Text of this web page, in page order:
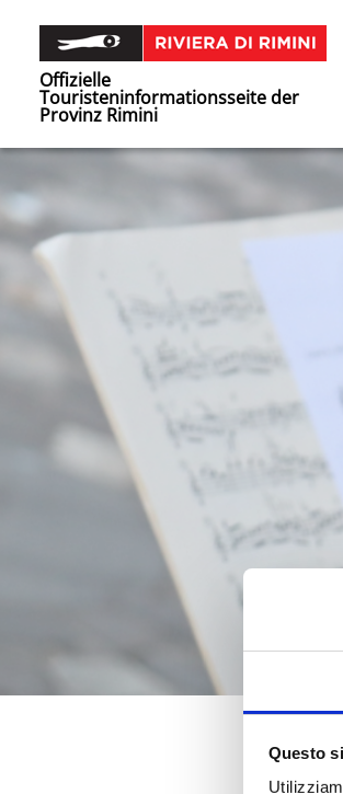
Questo
Offizielle
Touristeninformationsseite der
Provinz Rimini